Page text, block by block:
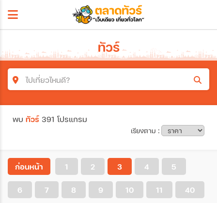
ทัวร์
ไปเที่ยวไหนดี?
โซน
ประเทศ
พบ ทัวร์ 391 โปรแกรม
เรียงตาม :
ก่อนหน้า 1 2 3 4 5
6 7 8 9 10 11 40